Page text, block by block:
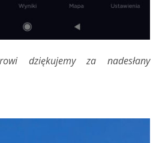
dziękujemy za nadesłany